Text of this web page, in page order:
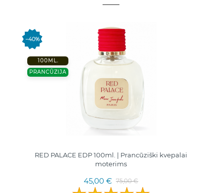
−40%
100ML.
PRANCŪZIJA
RED PALACE EDP 100ml. | Prancūziški kvepalai
moterims
45,00 € 75,00 €